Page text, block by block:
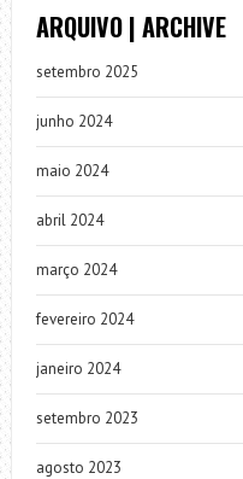
ARQUIVO | ARCHIVE
setembro 2025
junho 2024
maio 2024
abril 2024
março 2024
fevereiro 2024
janeiro 2024
setembro 2023
agosto 2023